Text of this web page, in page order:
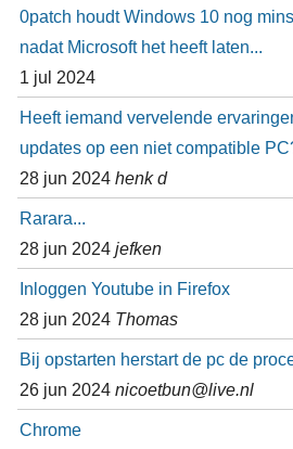
0patch houdt Windows 10 nog
nadat Microsoft het heeft laten...
1 jul 2024
Heeft iemand vervelende
updates op een niet compatible
28 jun 2024 henk d
Rarara...
28 jun 2024 jefken
Inloggen Youtube in Firefox
28 jun 2024 Thomas
Bij opstarten herstart de pc de
26 jun 2024 nicoetbun@live.nl
Chrome